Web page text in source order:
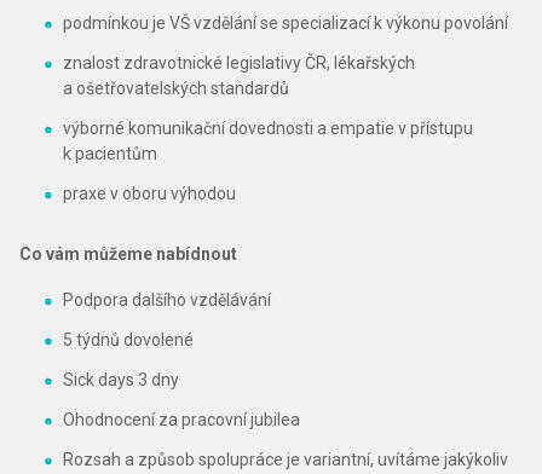
podmínkou je VŠ vzdělání se specializací k výkonu povolání
znalost zdravotnické legislativy ČR, lékařských
a ošetřovatelských standardů
výborné komunikační dovednosti a empatie v přístupu
k pacientům
praxe v oboru výhodou
Co vám můžeme nabídnout
Podpora dalšího vzdělávání
5 týdnů dovolené
Sick days 3 dny
Ohodnocení za pracovní jubilea
Rozsah a způsob spolupráce je variantní, uvítáme jakýkoliv